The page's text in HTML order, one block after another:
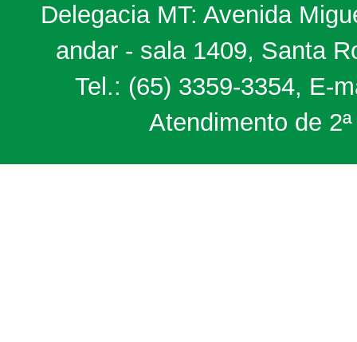
Delegacia MT: Avenida
andar - sala 1409, Santa
Tel.: (65) 3359-3354, E-
Atendimento de